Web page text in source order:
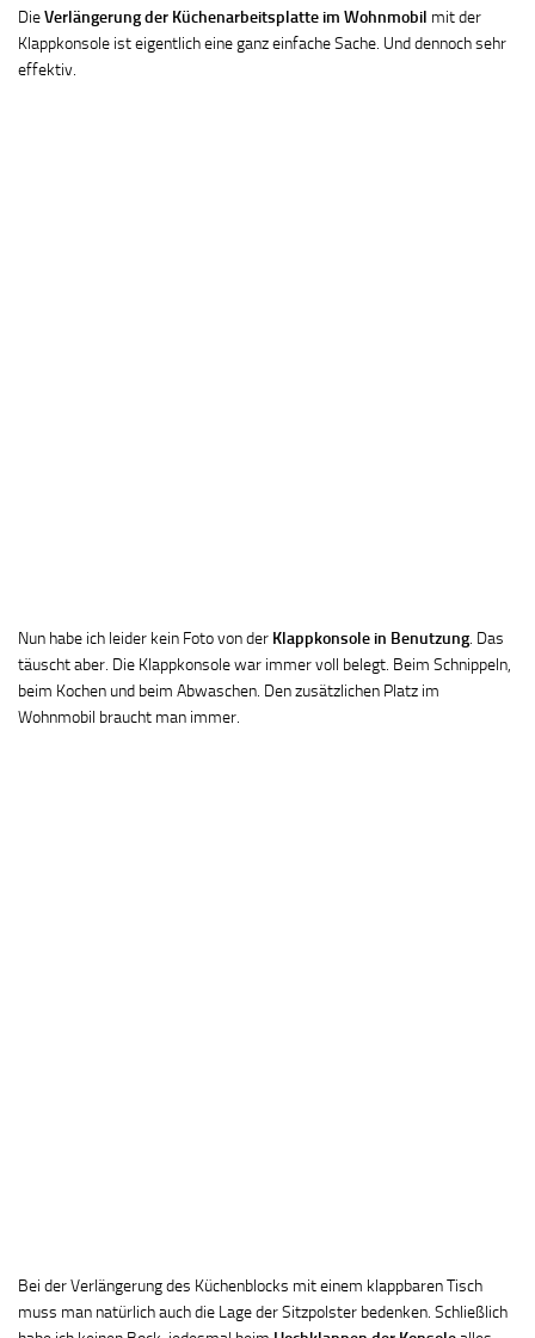
DieVerlängerung der Küchenarbeitsplatte im Wohnmobil mit der
Klappkonsole ist eigentlich eine ganz einfache Sache. Und dennoch sehr
effektiv.
Nun habe ich leider kein Foto von der Klappkonsole in Benutzung. Das
täuscht aber. Die Klappkonsole war immer voll belegt. Beim Schnippeln,
beim Kochen und beim Abwaschen. Den zusätzlichen Platz im
Wohnmobil braucht man immer.
Bei der Verlängerung des Küchenblocks mit einem klappbaren Tisch
muss man natürlich auch die Lage der Sitzpolster bedenken. Schließlich